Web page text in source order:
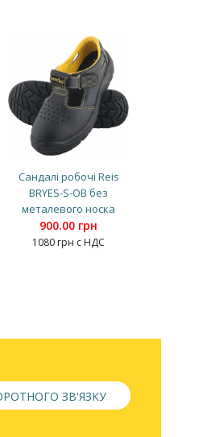
Сандалі робочі Reis
BRYES-S-OB без
металевого носка
900.00 грн
1080 грн с НДС
ЗВ'ЯЗКУ